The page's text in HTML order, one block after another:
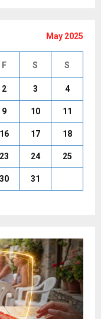
May 2025
F S S
2 3 4
9 10 11
16 17 18
23 24 25
30
31